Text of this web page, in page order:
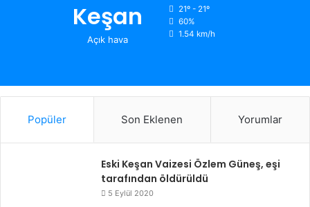
Keşan
Açık hava
21º - 21º
60%
1.54 km/h
Popüler Son Eklenen Yorumlar
Eski Keşan Vaizesi Özlem Güneş, eşi
tarafından öldürüldü
5 Eylül 2020